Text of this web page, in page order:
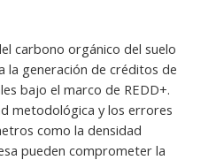
carbono orgánico del suelo
la generación de créditos de
bajo el marco de REDD+.
metodológica y los errores
como la densidad
pueden comprometer la